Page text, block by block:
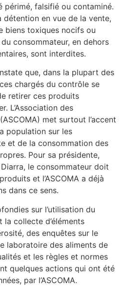
périmé, falsifié ou contaminé.
détention en vue de la vente,
biens toxiques nocifs ou
consommateur, en dehors
sont interdites.
que, dans la plupart des
chargés du contrôle se
retirer ces produits
L’Association des
met surtout l’accent
population sur les
et de la consommation des
Pour sa présidente,
le consommateur doit
et l’ASCOMA a déjà
dans ce sens.
sur l’utilisation du
collecte d’éléments
des enquêtes sur le
laboratoire des aliments de
et les règles et normes
quelques actions qui ont été
par l’ASCOMA.